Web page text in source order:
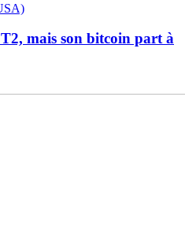
mais son bitcoin part à